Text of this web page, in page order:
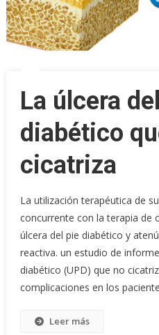
La úlcera
diabético
cicatriza
La utilización terapéutica de
concurrente con la terapia de
úlcera del pie diabético y
reactiva. un estudio de
diabético (UPD) que no
complicaciones en los
Leer más